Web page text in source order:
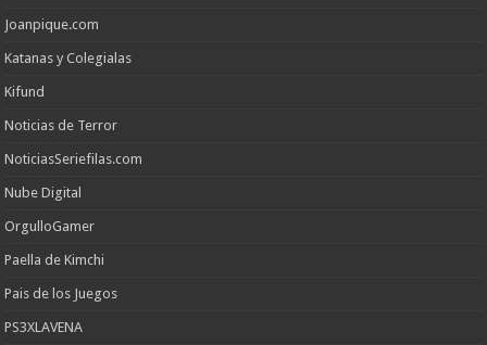
Joanpique.com
Katanas y Colegialas
Kifund
Noticias de Terror
NoticiasSeriefilas.com
Nube Digital
OrgulloGamer
Paella de Kimchi
Pais de los Juegos
PS3XLAVENA